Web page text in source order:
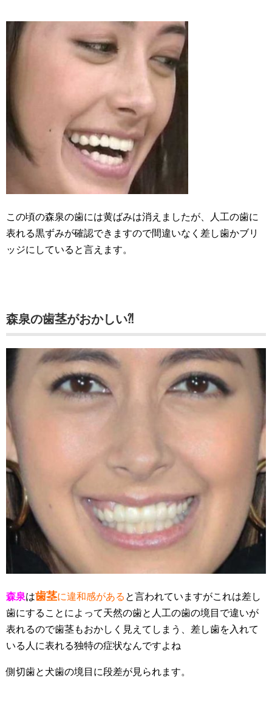
この頃の森泉の歯には黄ばみは消えましたが、人工の歯に
表れる黒ずみが確認できますので間違いなく差し歯かブリ
ッジにしていると言えます。
森泉の歯茎がおかしい⁈
森泉は歯茎に違和感がある と言われていますがこれは差し
歯にすることによって天然の歯と人工の歯の境目で違いが
表れるので歯茎もおかしく見えてしまう、差し歯を入れて
いる人に表れる独特の症状なんですよね
側切歯と犬歯の境目に段差が見られます。